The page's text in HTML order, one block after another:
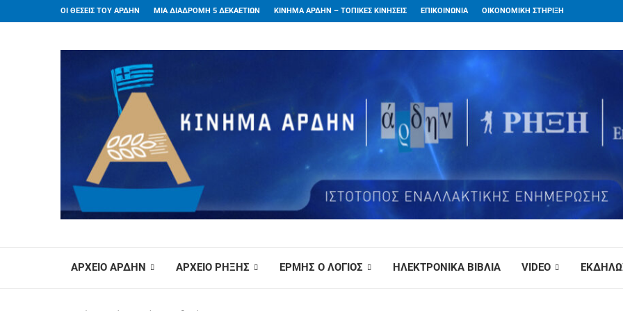
ΟΙ ΘΕΣΕΙΣ ΤΟΥ ΑΡΔΗΝ ΜΙΑ ΔΙΑΔΡΟΜΗ 5 ΔΕΚΑΕΤΙΩΝ ΚΙΝΗΜΑ ΑΡΔΗΝ – ΤΟΠΙΚΕΣ ΚΙΝΗΣΕΙΣ ΕΠΙΚΟΙΝΩΝΙΑ ΟΙΚΟΝΟΜΙΚΗ ΣΤΗΡΙΞΗ
ΑΡΧΕΙΟ ΑΡΔΗΝ ΑΡΧΕΙΟ ΡΗΞΗΣ ΕΡΜΗΣ Ο ΛΟΓΙΟΣ ΗΛΕΚΤΡΟΝΙΚΑ ΒΙΒΛΙΑ VIDEO